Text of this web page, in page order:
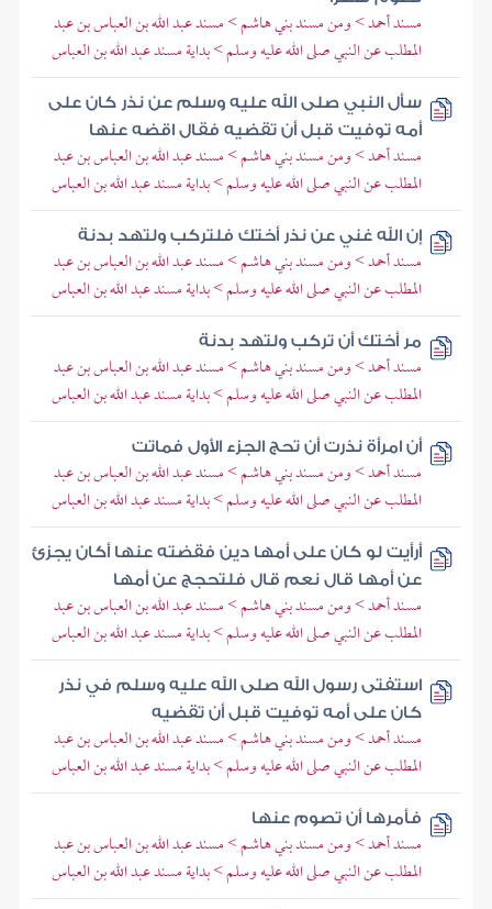
مسند أحمد > ومن مسند بني هاشم > مسند عبد الله بن العباس بن عبد
المطلب عن النبي صلى الله عليه وسلم > بداية مسند عبد الله بن العباس
سأل النبي صلى الله عليه وسلم عن نذر كان على
أمه توفيت قبل أن تقضيه فقال اقضه عنها
مسند أحمد > ومن مسند بني هاشم > مسند عبد الله بن العباس بن عبد
المطلب عن النبي صلى الله عليه وسلم > بداية مسند عبد الله بن العباس
إن الله غني عن نذر أختك فلتركب ولتهد بدنة
مسند أحمد > ومن مسند بني هاشم > مسند عبد الله بن العباس بن عبد
المطلب عن النبي صلى الله عليه وسلم > بداية مسند عبد الله بن العباس
مر أختك أن تركب ولتهد بدنة
مسند أحمد > ومن مسند بني هاشم > مسند عبد الله بن العباس بن عبد
المطلب عن النبي صلى الله عليه وسلم > بداية مسند عبد الله بن العباس
أن امرأة نذرت أن تحج الجزء الأول فماتت
مسند أحمد > ومن مسند بني هاشم > مسند عبد الله بن العباس بن عبد
المطلب عن النبي صلى الله عليه وسلم > بداية مسند عبد الله بن العباس
أرأيت لو كان على أمها دين فقضته عنها أكان يجزئ
عن أمها قال نعم قال فلتحجج عن أمها
مسند أحمد > ومن مسند بني هاشم > مسند عبد الله بن العباس بن عبد
المطلب عن النبي صلى الله عليه وسلم > بداية مسند عبد الله بن العباس
استفتى رسول الله صلى الله عليه وسلم في نذر
كان على أمه توفيت قبل أن تقضيه
مسند أحمد > ومن مسند بني هاشم > مسند عبد الله بن العباس بن عبد
المطلب عن النبي صلى الله عليه وسلم > بداية مسند عبد الله بن العباس
فأمرها أن تصوم عنها
مسند أحمد > ومن مسند بني هاشم > مسند عبد الله بن العباس بن عبد
المطلب عن النبي صلى الله عليه وسلم > بداية مسند عبد الله بن العباس